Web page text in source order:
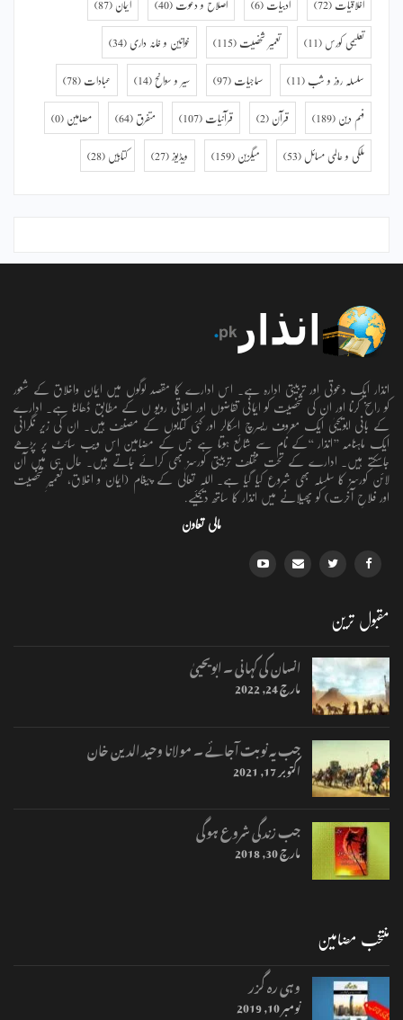
اخلاقیات (72) ادبیات (6) اصلاح و دعوت (40) ایمان (87)
تعلیمی کورس (11) تعمیر شخصیت (115) خواتین و خانہ داری (34)
سلسلہ روز و شب (11) سماجیات (97) سیر و سوانح (14) عبادات (78)
فہم دین (189) قرآن (2) قرآنیات (107) متفرق (64) مضامین (0)
ملکی و عالمی مسائل (53) میگزین (159) ویڈیوز (27) کتابیں (28)
انذار ایک دعوتی اور تربیتی ادارہ ہے۔ اس ادارے کا مقصد لوگوں میں ایمان واخلاق کے شعور
کو راسخ کرنا اور ان کی شخصیت کو ایمانی تقاضوں اور اخلاقی رویو ں کے مطابق ڈھالنا ہے۔ ادارے
کے بانی ابویحییٰ ایک معروف ریسرچ اسکالر اور کئی کتابوں کے مصنف ہیں۔ ان کی زیر نگرانی
ایک ماہنامہ ’’انذار ‘‘کے نام سے شائع ہوتا ہے جس کے مضامین اس ویب سائٹ پر پڑھے
جاسکتے ہیں۔ ادارے کے تحت مختلف تربیتی کورسز بھی کرائے جاتے ہیں۔ حال ہی میں آن
لائن کورسز کا سلسلہ بھی شروع کیا گیا ہے۔ اللہ تعالٰی کے پیغام (ایمان و اخلاق، تعمیرِ شخصیت
اور فلاحِ آخرت) کو پھیلانے میں انذار کا ساتھ دیجئیے.
مالی تعاون
مقبول ترین
انسان کی کہانی ۔ ابویحییٰ
مارچ 24, 2022
جب یہ نوبت آجائے ۔ مولانا وحید الدین خان
اکتوبر 17, 2021
جب زندگی شروع ہوگی
مارچ 30, 2018
منتخب مضامین
وہی رہ گزر
نومبر 10, 2019